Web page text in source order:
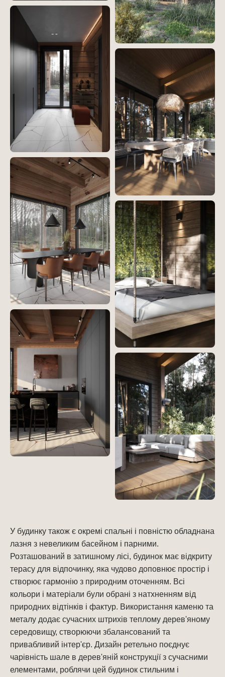
У будинку також є окремі спальні і повністю обладнана
лазня з невеликим басейном і парними.
Розташований в затишному лісі, будинок має відкриту
терасу для відпочинку, яка чудово доповнює простір і
створює гармонію з природним оточенням. Всі
кольори і матеріали були обрані з натхненням від
природних відтінків і фактур. Використання каменю та
металу додає сучасних штрихів теплому дерев'яному
середовищу, створюючи збалансований та
привабливий інтер'єр. Дизайн ретельно поєднує
чарівність шале в дерев'яній конструкції з сучасними
елементами, роблячи цей будинок стильним і